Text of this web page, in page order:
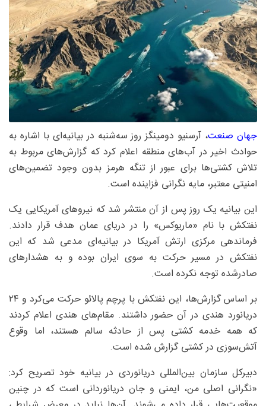
جهان صنعت، آرسنیو دومینگز روز سه‌شنبه در بیانیه‌ای با اشاره به
حوادث اخیر در آب‌های منطقه اعلام کرد که گزارش‌های مربوط به
تلاش کشتی‌ها برای عبور از تنگه هرمز بدون وجود تضمین‌های
امنیتی معتبر، مایه نگرانی فزاینده است.
این بیانیه یک روز پس از آن منتشر شد که نیروهای آمریکایی یک
نفتکش با نام «ماریوکس» را در دریای عمان هدف قرار دادند.
فرماندهی مرکزی ارتش آمریکا در بیانیه‌ای مدعی شد که این
نفتکش در مسیر حرکت به سوی ایران بوده و به هشدارهای
صادرشده توجه نکرده است.
بر اساس گزارش‌ها، این نفتکش با پرچم پالائو حرکت می‌کرد و ۲۴
دریانورد هندی در آن حضور داشتند. مقام‌های هندی اعلام کردند
که همه خدمه کشتی پس از حادثه سالم هستند، اما وقوع
آتش‌سوزی در کشتی گزارش شده است.
دبیرکل سازمان بین‌المللی دریانوردی در بیانیه خود تصریح کرد:
«نگرانی اصلی من، ایمنی و جان دریانوردانی است که در چنین